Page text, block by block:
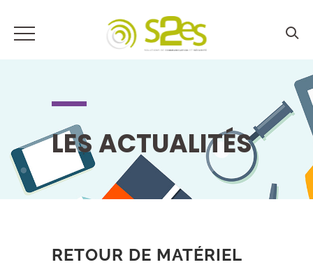
LES ACTUALITÉS
RETOUR DE MATÉRIEL